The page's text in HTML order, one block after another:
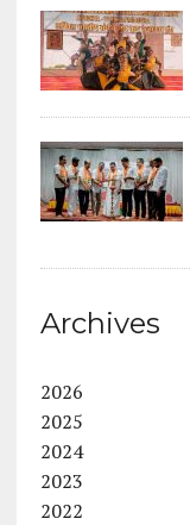
Archives
2026
2025
2024
2023
2022